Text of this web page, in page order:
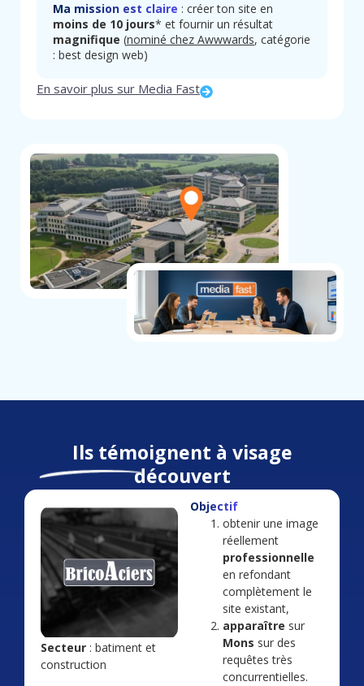
Ma mission est claire : créer ton site en
moins de 10 jours* et fournir un résultat
magnifique (nominé chez Awwwards, catégorie
: best design web)
En savoir plus sur Media Fast
Ils témoignent à visage
découvert
Secteur : batiment et
construction
Objectif
obtenir une image
réellement
professionnelle
en refondant
complètement le
site existant,
apparaître sur
Mons sur des
requêtes très
concurrentielles.